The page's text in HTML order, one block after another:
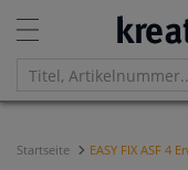
Startseite EASY FIX ASF 4